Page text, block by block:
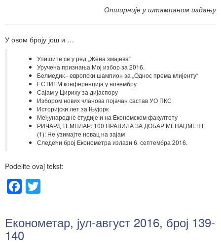
Опширније у штампаном издању
У овом броју још и …
Упишите се у ред „Жена змајева“
Уручена признања Мој избор за 2016.
Белмедик– европски шампион за „Однос према клијенту“
ЕСТИЕМ конференција у новембру
Сајам у Цириху за дијаспору
Избором нових чланова појачан састав УО ПКС
Историјски лет за Њујорк
Међународне студије и на Економском факултету
РИЧАРД ТЕМПЛАР: 100 ПРАВИЛА ЗА ДОБАР МЕНАЏМЕНТ
(1): Не узимајте новац на зајам
Следећи број Економетра излази 6. септембра 2016.
Podelite ovaj tekst:
Facebook
Економетар, јул-август 2016, број 139-
140